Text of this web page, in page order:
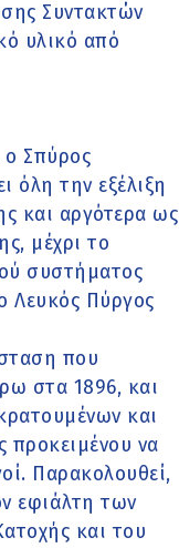
Συντακτών
υλικό από
ο Σπύρος
όλη την εξέλιξη
και αργότερα ως
μέχρι το
συστήματος
Λευκός Πύργος
που
στα 1896, και
και
προκειμένου να
Παρακολουθεί,
εφιάλτη των
και του